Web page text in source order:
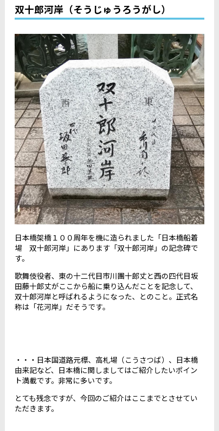
双十郎河岸（そうじゅうろうがし）
日本橋架橋１００周年を機に造られました「日本橋船着
場 双十郎河岸」にあります「双十郎河岸」の記念碑で
す。
歌舞伎役者、東の十二代目市川團十郎丈と西の四代目坂
田藤十郎丈がここから船に乗り込んだことを記念して、
双十郎河岸と呼ばれるようになった、とのこと。正式名
称は「花河岸」だそうです。
・・・日本国道路元標、高札場（こうさつば）、日本橋
由来記など、日本橋に関しましてはご紹介したいポイン
ト満載です。非常に多いです。
とても残念ですが、今回のご紹介はここまでとさせてい
ただきます。